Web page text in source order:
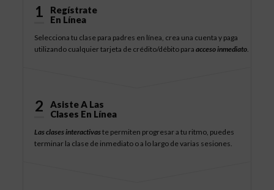
1
Regístrate
En Línea
Selecciona tu clase para padres en línea, crea una cuenta y paga
utilizando cualquier tarjeta de crédito/débito paraacceso inmediato.
2
Asiste A Las
Clases En Línea
Las clases interactivaste permiten progresar a tu ritmo, puedes
terminar la clase de inmediato o a lo largo de varias sesiones.